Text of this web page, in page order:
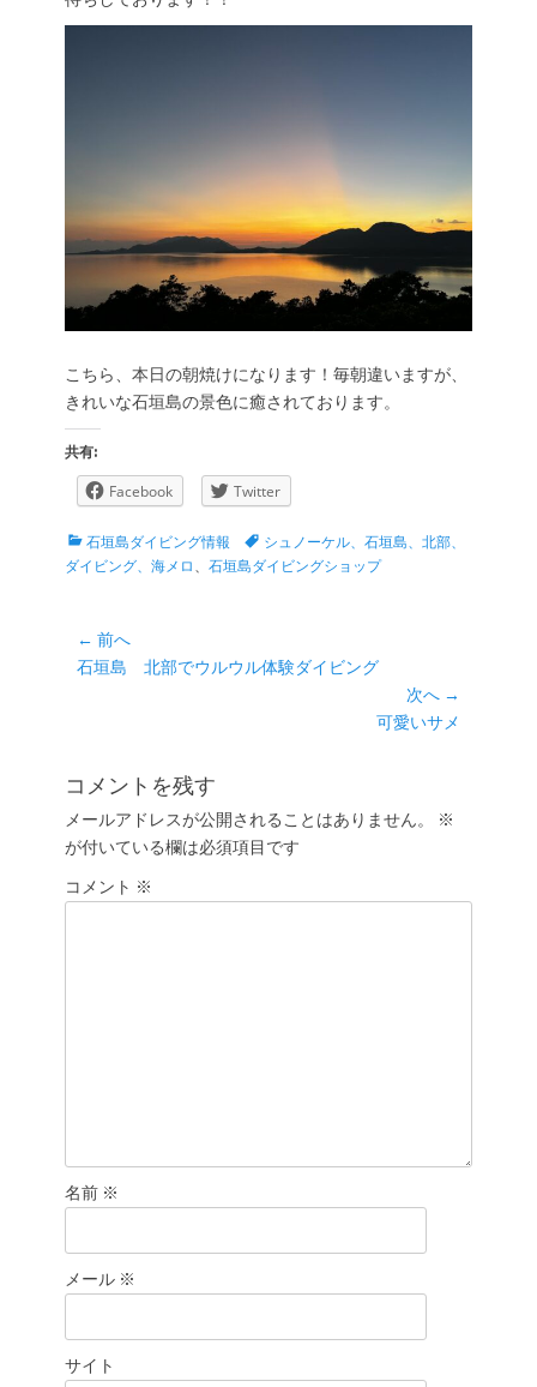
こちら、本日の朝焼けになります！毎朝違いますが、
きれいな石垣島の景色に癒されております。
共有:
Facebook Twitter
カ
テ
石垣島ダイビング情報
タ
グ
シュノーケル、石垣島、北部、
ダイビング、海メロ
石垣島ダイビングショップ
投
稿
ー
シ
ョ
ン
← 前へ
前
石垣島 北部でウルウル体験ダイビング
次へ →
投
可愛いサメ
コメントを残す
メールアドレスが公開されることはありません。
※
が付いている欄は必須項目です
コメント ※
名前 ※
メール ※
サイト